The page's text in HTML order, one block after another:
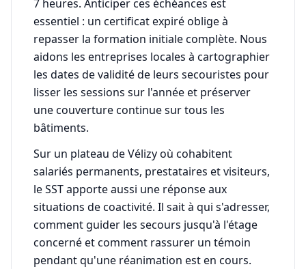
7 heures. Anticiper ces échéances est
essentiel : un certificat expiré oblige à
repasser la formation initiale complète. Nous
aidons les entreprises locales à cartographier
les dates de validité de leurs secouristes pour
lisser les sessions sur l'année et préserver
une couverture continue sur tous les
bâtiments.
Sur un plateau de Vélizy où cohabitent
salariés permanents, prestataires et visiteurs,
le SST apporte aussi une réponse aux
situations de coactivité. Il sait à qui s'adresser,
comment guider les secours jusqu'à l'étage
concerné et comment rassurer un témoin
pendant qu'une réanimation est en cours.